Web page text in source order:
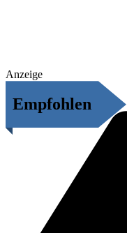
Anzeige
Empfohlen